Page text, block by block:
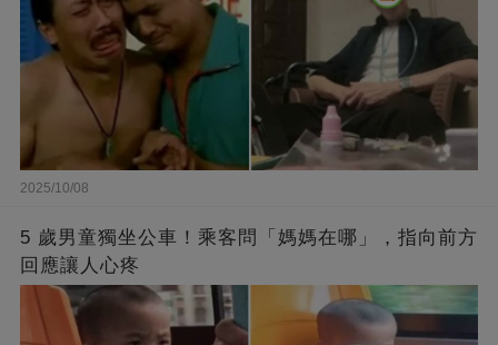
2025/10/08
5 歲男童獨坐公車！乘客問「媽媽在哪」，指向前方
回應讓人心疼